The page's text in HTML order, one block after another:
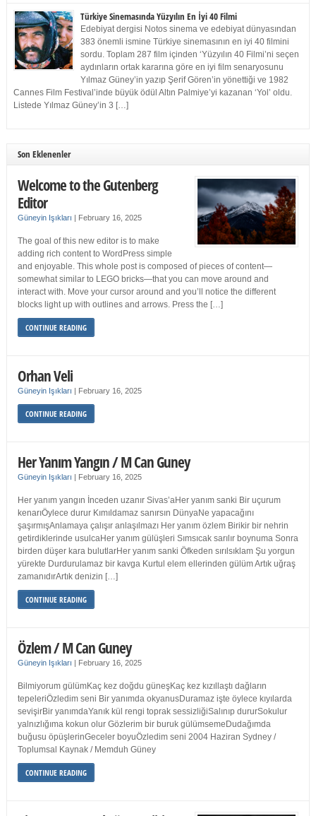
Türkiye Sinemasında Yüzyılın En İyi 40 Filmi
Edebiyat dergisi Notos sinema ve edebiyat dünyasından
383 önemli ismine Türkiye sinemasının en iyi 40 filmini
sordu. Toplam 287 film içinden ‘Yüzyılın 40 Filmi’ni seçen
aydınların ortak kararına göre en iyi film senaryosunu
Yılmaz Güney’in yazıp Şerif Gören’in yönettiği ve 1982
Cannes Film Festival’inde büyük ödül Altın Palmiye’yi kazanan ‘Yol’ oldu.
Listede Yılmaz Güney’in 3 […]
Son Eklenenler
Welcome to the Gutenberg
Editor
Güneyin Işıkları | February 16, 2025
The goal of this new editor is to make
adding rich content to WordPress simple
and enjoyable. This whole post is composed of pieces of content—
somewhat similar to LEGO bricks—that you can move around and
interact with. Move your cursor around and you’ll notice the different
blocks light up with outlines and arrows. Press the […]
CONTINUE READING
Orhan Veli
Güneyin Işıkları | February 16, 2025
CONTINUE READING
Her Yanım Yangın / M Can Guney
Güneyin Işıkları | February 16, 2025
Her yanım yangın İnceden uzanır Sivas’aHer yanım sanki Bir uçurum
kenarıÖylece durur Kımıldamaz sanırsın DünyaNe yapacağını
şaşırmışAnlamaya çalışır anlaşılmazı Her yanım özlem Birikir bir nehrin
getirdiklerinde usulcaHer yanım gülüşleri Sımsıcak sarılır boynuma Sonra
birden düşer kara bulutlarHer yanım sanki Öfkeden sırılsıklam Şu yorgun
yürekte Durdurulamaz bir kavga Kurtul elem ellerinden gülüm Artık uğraş
zamanıdırArtık denizin […]
CONTINUE READING
Özlem / M Can Guney
Güneyin Işıkları | February 16, 2025
Bilmiyorum gülümKaç kez doğdu güneşKaç kez kızıllaştı dağların
tepeleriÖzledim seni Bir yanımda okyanusDuramaz işte öylece kıyılarda
sevişirBir yanımdaYanık kül rengi toprak sessizliğiSalınıp dururSokulur
yalnızlığıma kokun olur Gözlerim bir buruk gülümsemeDudağımda
buğusu öpüşlerinGeceler boyuÖzledim seni 2004 Haziran Sydney /
Toplumsal Kaynak / Memduh Güney
CONTINUE READING